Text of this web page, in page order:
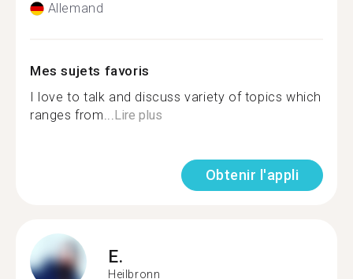
Allemand
Mes sujets favoris
I love to talk and discuss variety of topics which
ranges from...Lire plus
Obtenir l'appli
E.
Heilbronn